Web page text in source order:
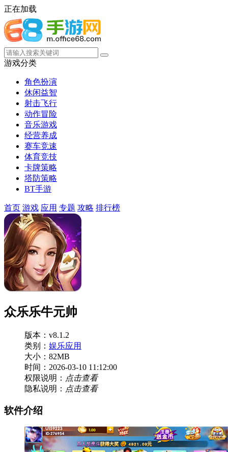
正在加载
游戏分类
角色扮演
休闲益智
射击飞行
动作冒险
音乐游戏
经营养成
赛车竞速
体育竞技
卡牌策略
塔防策略
BT手游
首页 游戏 应用 专题 攻略 排行榜
众乐乐牛元帅
版本：v8.1.2
类别： 娱乐应用
大小：82MB
时间：2026-03-10 11:12:00
权限说明： 点击查看
隐私说明： 点击查看
软件介绍